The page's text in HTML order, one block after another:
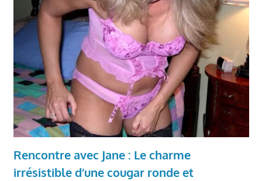
Rencontre avec Jane : Le charme
irrésistible d’une cougar ronde et